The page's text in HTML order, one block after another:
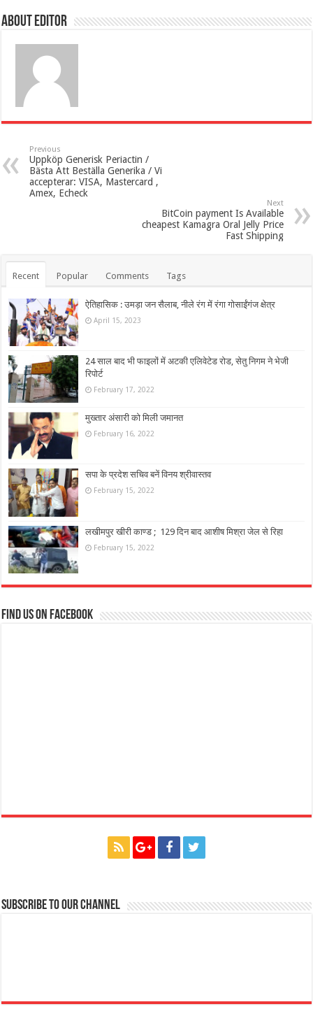
About Editor
Previous
Uppköp Generisk Periactin /
Bästa Att Beställa Generika / Vi
accepterar: VISA, Mastercard ,
Amex, Echeck
Next
BitCoin payment Is Available
cheapest Kamagra Oral Jelly Price
Fast Shipping
Recent Popular Comments Tags
ऐतिहासिक : उमड़ा जन सैलाब, नीले रंग में रंगा गोसाईंगंज क्षेत्र
April 15, 2023
24 साल बाद भी फाइलों में अटकी एलिवेटेड रोड, सेतु निगम ने भेजी
रिपोर्ट
February 17, 2022
मुख्तार अंसारी को मिली जमानत
February 16, 2022
सपा के प्रदेश सचिव बनें विनय श्रीवास्तव
February 15, 2022
लखीमपुर खीरी काण्ड ; 129 दिन बाद आशीष मिश्रा जेल से रिहा
February 15, 2022
Find us on Facebook
Subscribe to our Channel